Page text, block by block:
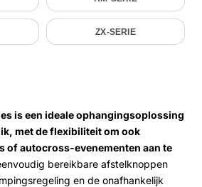
ZX-SERIE
is een ideale ophangingsoplossing
met de flexibiliteit om ook
of autocross-evenementen aan te
bereikbare afstelknoppen
en de onafhankelijk